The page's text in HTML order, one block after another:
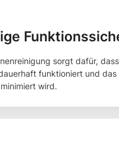
sorgt dafür,
funktioniert und das
wird.